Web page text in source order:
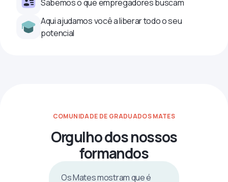
Sabemos o que empregadores buscam
Aqui ajudamos você a liberar todo o seu
potencial
COMUNIDADE DE GRADUADOS MATES
Orgulho dos nossos
formandos
Os Mates mostram que é